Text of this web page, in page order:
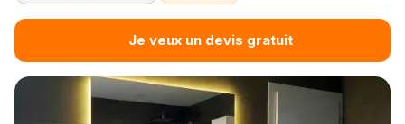
Je veux un devis gratuit